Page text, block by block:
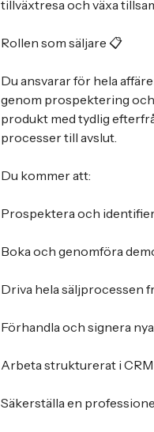
tillväxtresa och växa
Rollen som säljare 📋
Du ansvarar för hela
genom prospektering
produkt med tydlig
processer till avslut.
Du kommer att:
Prospektera och
Boka och genomföra
Driva hela säljprocessen
Förhandla och signera
Arbeta strukturerat i
Säkerställa en